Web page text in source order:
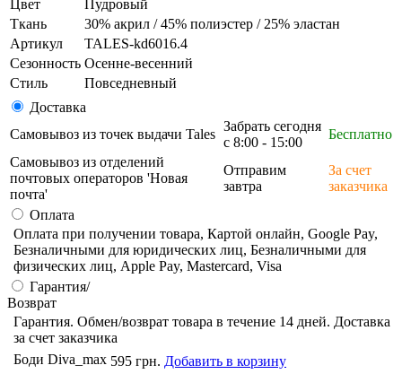
Цвет
Пудровый
Ткань
30% акрил / 45% полиэстер / 25% эластан
Артикул
TALES-kd6016.4
Сезонность Осенне-весенний
Стиль
Повседневный
Доставка
Самовывоз из точек выдачи Tales
Забрать сегодня
с 8:00 - 15:00
Бесплатно
Самовывоз из отделений
почтовых операторов 'Новая
почта'
Отправим
завтра
За счет
заказчика
Оплата
Оплата при получении товара, Картой онлайн, Google Pay,
Безналичными для юридических лиц, Безналичными для
физических лиц, Apple Pay, Mastercard, Visa
Гарантия/
Возврат
Гарантия. Обмен/возврат товара в течение 14 дней. Доставка
за счет заказчика
Боди Diva_max 595 грн. Добавить в корзину